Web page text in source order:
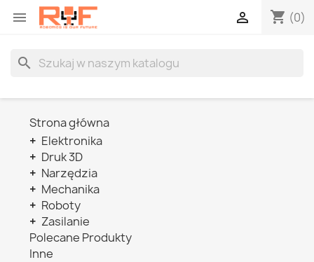
 shopping_cart (0)

search
Strona główna
+ Elektronika
+ Druk 3D
+ Narzędzia
+ Mechanika
+ Roboty
+ Zasilanie
Polecane Produkty
Inne